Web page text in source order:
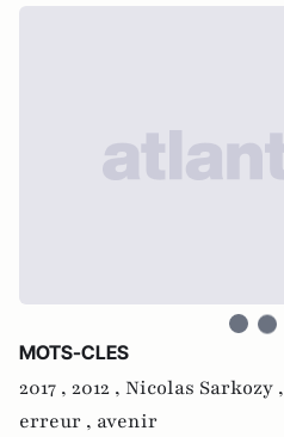
MOTS-CLES
2017 , 2012 , Nicolas Sarkozy ,
erreur , avenir